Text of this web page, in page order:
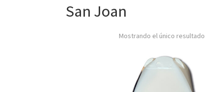
San Joan
Mostrando el único resultado